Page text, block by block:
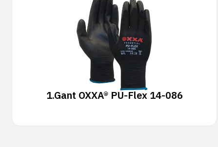
1.Gant OXXA® PU-Flex 14-086